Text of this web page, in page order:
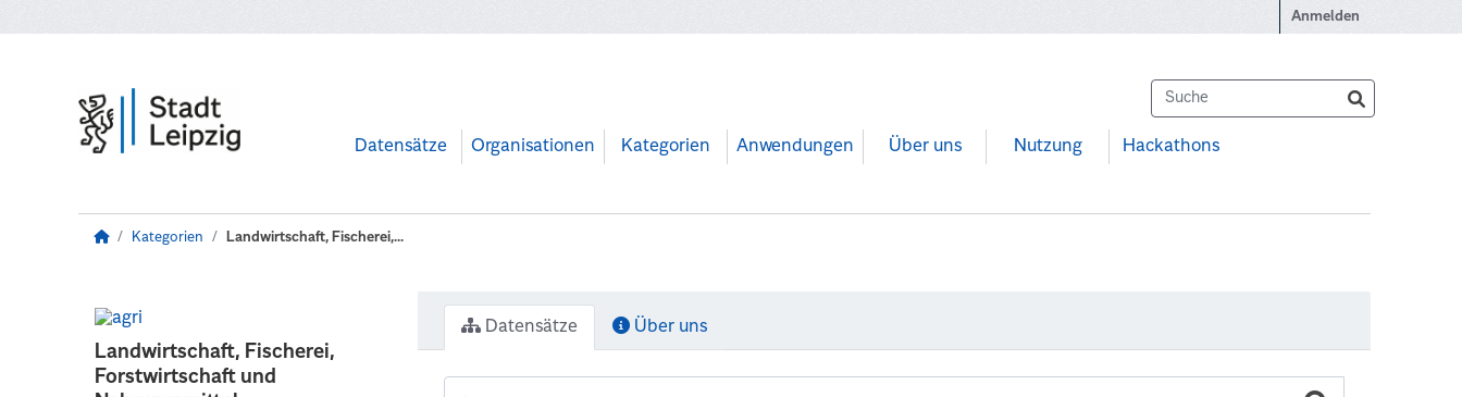
Anmelden
Datensätze Organisationen Kategorien Anwendungen Über uns Nutzung Hackathons
Kategorien Landwirtschaft, Fischerei,...
Landwirtschaft, Fischerei,
Forstwirtschaft und
Datensätze Über uns